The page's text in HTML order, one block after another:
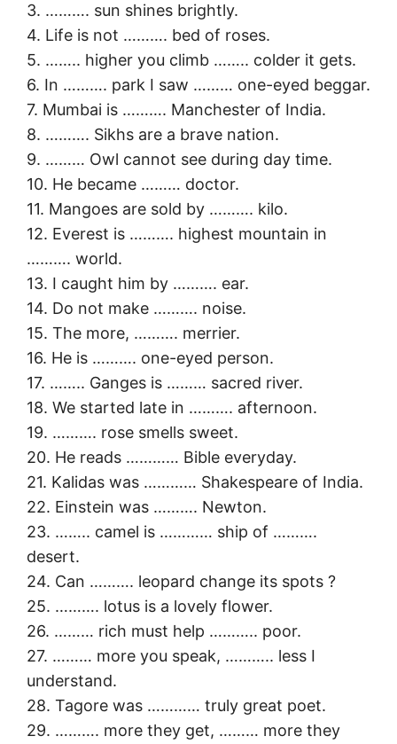
3. ………. sun shines brightly.
4. Life is not ………. bed of roses.
5. …….. higher you climb …….. colder it gets.
6. In ………. park I saw ……… one-eyed beggar.
7. Mumbai is ………. Manchester of India.
8. ………. Sikhs are a brave nation.
9. ……… Owl cannot see during day time.
10. He became ……… doctor.
11. Mangoes are sold by ………. kilo.
12. Everest is ………. highest mountain in
………. world.
13. I caught him by ………. ear.
14. Do not make ………. noise.
15. The more, ………. merrier.
16. He is ………. one-eyed person.
17. …….. Ganges is ……… sacred river.
18. We started late in ………. afternoon.
19. ………. rose smells sweet.
20. He reads ………… Bible everyday.
21. Kalidas was ………… Shakespeare of India.
22. Einstein was ………. Newton.
23. …….. camel is ………… ship of ……….
desert.
24. Can ………. leopard change its spots ?
25. ………. lotus is a lovely flower.
26. ……… rich must help ……….. poor.
27. ……… more you speak, ……….. less I
understand.
28. Tagore was ………… truly great poet.
29. ………. more they get, ……… more they